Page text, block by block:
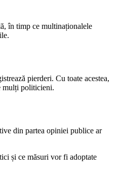
în timp ce multinaționalele
pierderi. Cu toate acestea,
mulți politicieni.
din partea opiniei publice ar
și ce măsuri vor fi adoptate